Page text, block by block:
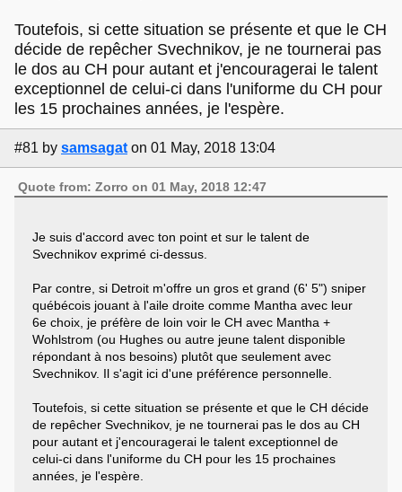
Toutefois, si cette situation se présente et que le CH
décide de repêcher Svechnikov, je ne tournerai pas
le dos au CH pour autant et j'encouragerai le talent
exceptionnel de celui-ci dans l'uniforme du CH pour
les 15 prochaines années, je l'espère.
#81 by samsagat on 01 May, 2018 13:04
Quote from: Zorro on 01 May, 2018 12:47
Je suis d'accord avec ton point et sur le talent de
Svechnikov exprimé ci-dessus.
Par contre, si Detroit m'offre un gros et grand (6' 5") sniper
québécois jouant à l'aile droite comme Mantha avec leur
6e choix, je préfère de loin voir le CH avec Mantha +
Wohlstrom (ou Hughes ou autre jeune talent disponible
répondant à nos besoins) plutôt que seulement avec
Svechnikov. Il s'agit ici d'une préférence personnelle.
Toutefois, si cette situation se présente et que le CH décide
de repêcher Svechnikov, je ne tournerai pas le dos au CH
pour autant et j'encouragerai le talent exceptionnel de
celui-ci dans l'uniforme du CH pour les 15 prochaines
années, je l'espère.